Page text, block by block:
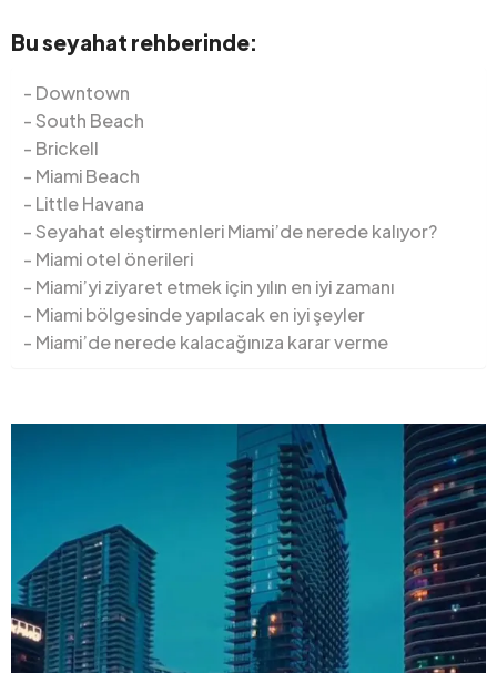
Bu seyahat rehberinde:
Downtown
South Beach
Brickell
Miami Beach
Little Havana
Seyahat eleştirmenleri Miami’de nerede kalıyor?
Miami otel önerileri
Miami’yi ziyaret etmek için yılın en iyi zamanı
Miami bölgesinde yapılacak en iyi şeyler
Miami’de nerede kalacağınıza karar verme